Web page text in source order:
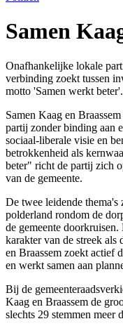
Samen
Onafhankelijke lokale
verbinding zoekt tussen
motto 'Samen werkt beter'.
Samen Kaag en
partij zonder binding aan
sociaal-liberale visie en
betrokkenheid als
beter" richt de partij zich
van de gemeente.
De twee leidende
polderland rondom de
de gemeente
karakter van de streek
en Braassem zoekt actief
en werkt samen aan
Bij de
Kaag en Braassem de
slechts 29 stemmen meer